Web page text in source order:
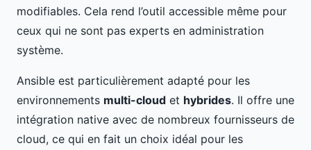
modifiables. Cela rend l’outil accessible même pour
ceux qui ne sont pas experts en administration
système.
Ansible est particulièrement adapté pour les
environnements multi-cloud et hybrides. Il offre une
intégration native avec de nombreux fournisseurs de
cloud, ce qui en fait un choix idéal pour les